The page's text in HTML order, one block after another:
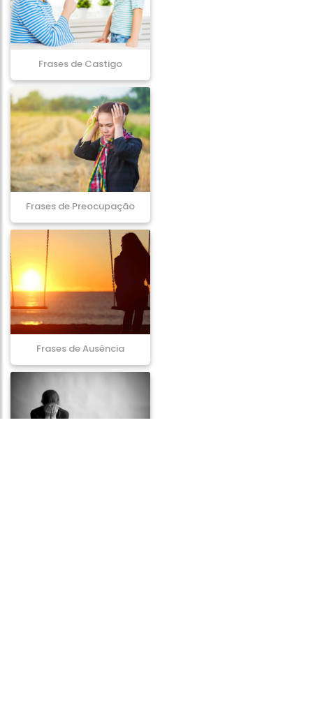
Frases de Castigo
Frases de Preocupação
Frases de Ausência